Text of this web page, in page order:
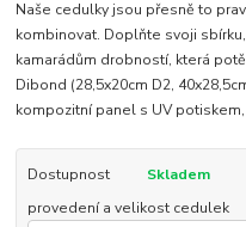
Naše cedulky jsou přesně to
kombinovat. Doplňte svoji
kamarádům drobností, která
Dibond (28,5x20cm D2,
kompozitní panel s UV potiskem,
Dostupnost
Skladem
provedení a velikost cedulek